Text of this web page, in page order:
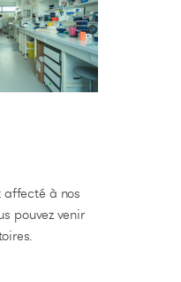
affecté à nos
pouvez venir